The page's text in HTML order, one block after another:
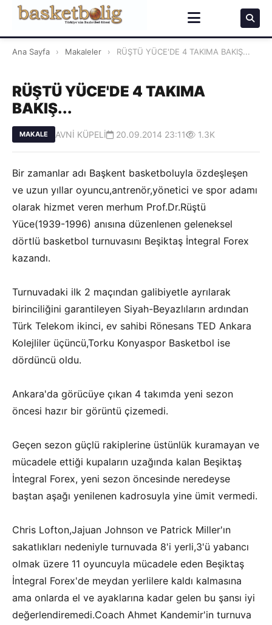
Ana Sayfa › Makaleler › RÜŞTÜ YÜCE'DE 4 TAKIMA BAKIŞ...
RÜŞTÜ YÜCE'DE 4 TAKIMA
BAKIŞ...
MAKALE AVNİ KÜPELİ 20.09.2014 23:11 1.3K
Bir zamanlar adı Başkent basketboluyla özdeşleşen
ve uzun yıllar oyuncu,antrenör,yönetici ve spor adamı
olarak hizmet veren merhum Prof.Dr.Rüştü
Yüce(1939-1996) anısına düzenlenen geleneksel
dörtlü basketbol turnuvasını Beşiktaş İntegral Forex
kazandı.
Turnuvadaki ilk 2 maçından galibiyetle ayrılarak
birinciliğini garantileyen Siyah-Beyazlıların ardından
Türk Telekom ikinci, ev sahibi Rönesans TED Ankara
Kolejliler üçüncü,Torku Konyaspor Basketbol ise
dördüncü oldu.
Ankara'da görücüye çıkan 4 takımda yeni sezon
öncesi hazır bir görüntü çizemedi.
Geçen sezon güçlü rakiplerine üstünlük kuramayan ve
mücadele ettiği kupaların uzağında kalan Beşiktaş
İntegral Forex, yeni sezon öncesinde neredeyse
baştan aşağı yenilenen kadrosuyla yine ümit vermedi.
Chris Lofton,Jajuan Johnson ve Patrick Miller'ın
sakatlıkları nedeniyle turnuvada 8'i yerli,3'ü yabancı
olmak üzere 11 oyuncuyla mücadele eden Beşiktaş
İntegral Forex'de meydan yerlilere kaldı kalmasına
ama onlarda el ve ayaklarına kadar gelen bu şansı iyi
değerlendiremedi.Coach Ahmet Kandemir'in turnuva